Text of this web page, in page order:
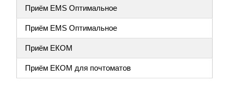
Приём EMS Оптимальное
Приём EMS Оптимальное
Приём ЕКОМ
Приём ЕКОМ для почтоматов